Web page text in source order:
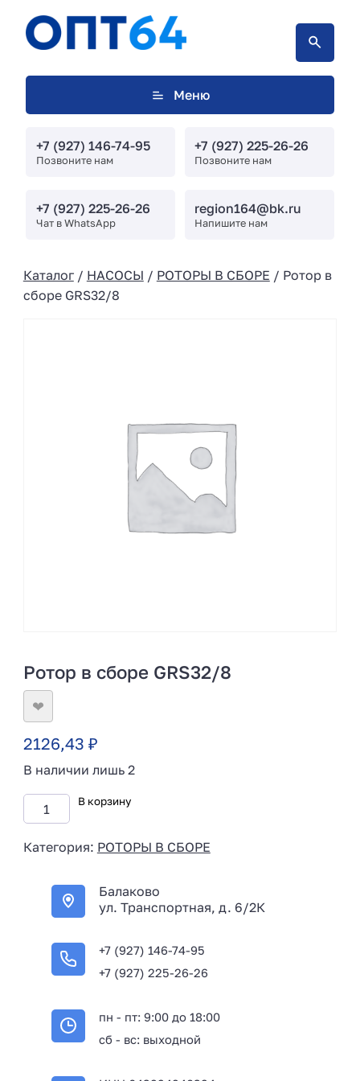
Меню
+7 (927) 146-74-95
Позвоните нам
+7 (927) 225-26-26
Позвоните нам
+7 (927) 225-26-26
Чат в WhatsApp
region164@bk.ru
Напишите нам
Каталог/ НАСОСЫ / РОТОРЫ В СБОРЕ / Ротор в
сборе GRS32/8
Ротор в сборе GRS32/8
❤
2126,43 ₽
В наличии лишь 2
В корзину
Категория: РОТОРЫ В СБОРЕ
Балаково
ул. Транспортная, д. 6/2К
+7 (927) 146-74-95
+7 (927) 225-26-26
пн - пт: 9:00 до 18:00
сб - вс: выходной